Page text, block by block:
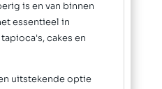
is en van binnen
essentieel in
cakes en
uitstekende optie